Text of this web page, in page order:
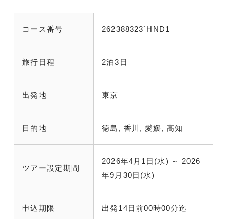
コース番号 262388323`HND1
旅行日程 2泊3日
出発地 東京
目的地 徳島, 香川, 愛媛, 高知
ツアー設定期間
2026年4月1日(水) ～ 2026
年9月30日(水)
申込期限 出発14日前00時00分迄